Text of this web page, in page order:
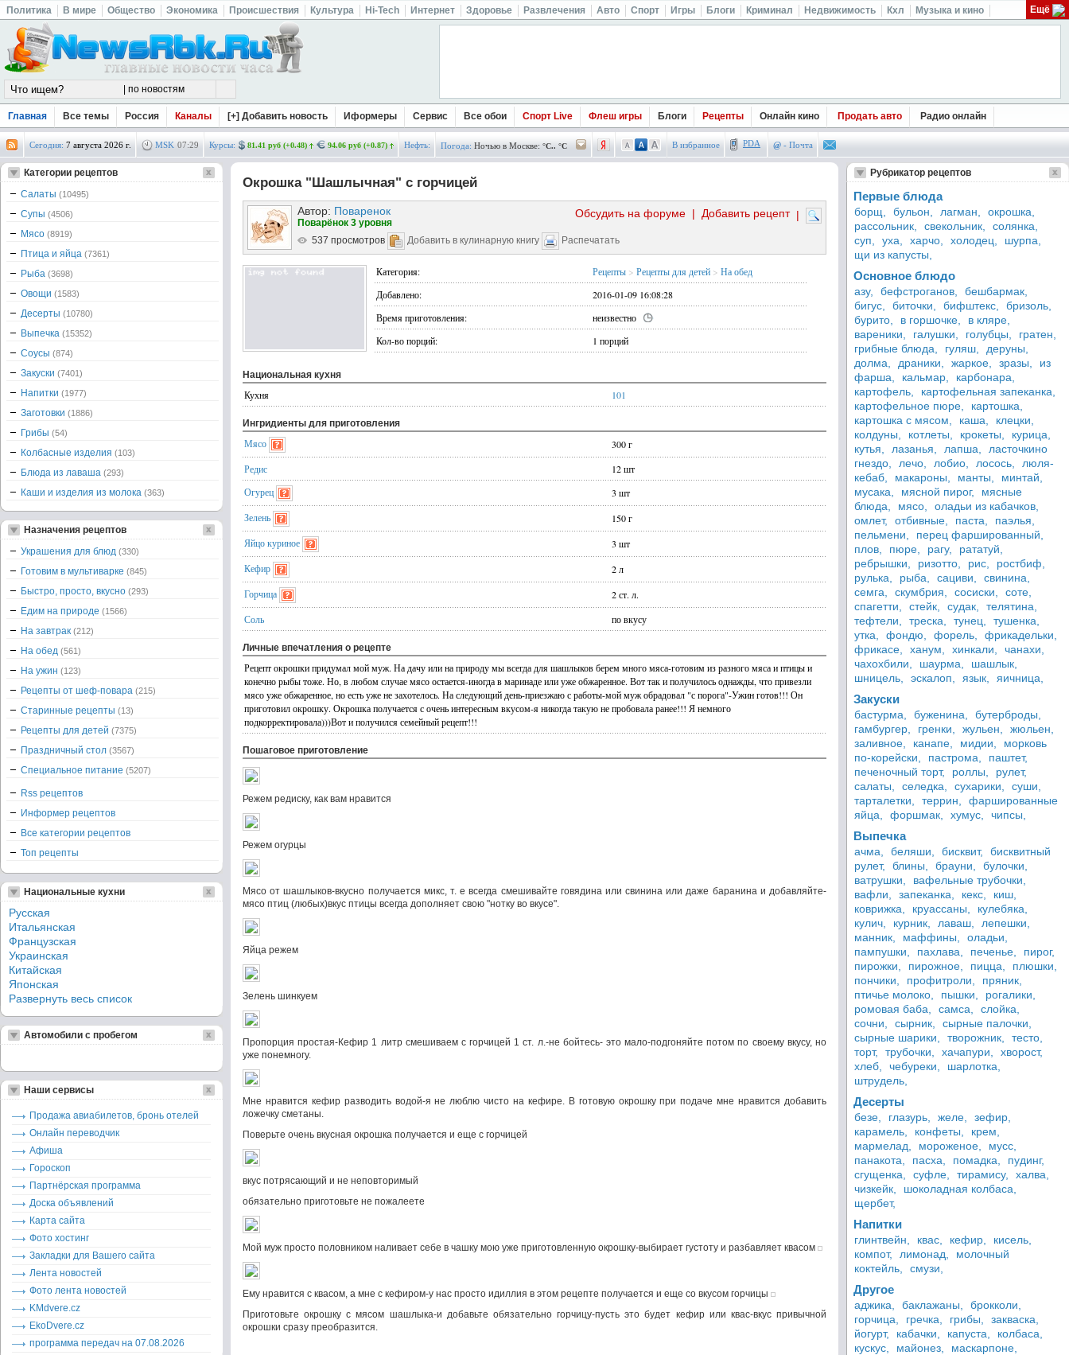
Политика В мире Общество Экономика Происшествия Культура Hi-Tech Интернет Здоровье Развлечения Авто Спорт Игры Блоги Криминал Недвижимость Кхл Музыка и кино Ещё
Главная Все темы Россия Каналы [+] Добавить новость Иформеры Сервис Все обои Спорт Live Флеш игры Блоги Рецепты Онлайн кино Продать авто Радио онлайн
Сегодня: 7 августа 2026 г. MSK 07:29 Курсы: 81.41 руб (+0.48) 94.06 руб (+0.87) Нефть: Погода: Ночью в Москве: °C.. °C В избранное PDA @ - Почта
Окрошка "Шашлычная" с горчицей
Автор: Поваренок |
Добавить рецепт
|
Обсудить на форуме
Поварёнок 3 уровня
537 просмотров
Добавить в кулинарную книгу Распечатать
Категория: Рецепты > Рецепты для детей > На обед
Добавлено:
2016-01-09 16:08:28
Время приготовления:
неизвестно
Кол-во порций:
1 порций
Национальная кухня
Кухня 101
Ингридиенты для приготовления
Мясо
300 г
Редис
12 шт
Огурец
3 шт
Зелень
150 г
Яйцо куриное
3 шт
Кефир
2 л
Горчица
2 ст. л.
Соль
по вкусу
Личные впечатления о рецепте
Рецепт окрошки придумал мой муж. На дачу или на природу мы всегда для шашлыков берем много мяса-готовим из разного мяса и птицы и
конечно рыбы тоже. Но, в любом случае мясо остается-иногда в маринаде или уже обжаренное. Вот так и получилось однажды, что привезли
мясо уже обжаренное, но есть уже не захотелось. На следующий день-приезжаю с работы-мой муж обрадовал "с порога"-Ужин готов!!! Он
приготовил окрошку. Окрошка получается с очень интересным вкусом-я никогда такую не пробовала ранее!!! Я немного
подкорректировала)))Вот и получился семейный рецепт!!!
Пошаговое приготовление
Режем редиску, как вам нравится
Режем огурцы
Мясо от шашлыков-вкусно получается микс, т. е всегда смешивайте говядина или свинина или даже баранина и добавляйте-
мясо птиц (любых)вкус птицы всегда дополняет свою "нотку во вкусе".
Яйца режем
Зелень шинкуем
Пропорция простая-Кефир 1 литр смешиваем с горчицей 1 ст. л.-не бойтесь- это мало-подгоняйте потом по своему вкусу, но
уже понемногу.
Мне нравится кефир разводить водой-я не люблю чисто на кефире. В готовую окрошку при подаче мне нравится добавить
ложечку сметаны.
Поверьте очень вкусная окрошка получается и еще с горчицей
вкус потрясающий и не неповторимый
обязательно приготовьте не пожалеете
Мой муж просто половником наливает себе в чашку мою уже приготовленную окрошку-выбирает густоту и разбавляет квасом
Ему нравится с квасом, а мне с кефиром-у нас просто идиллия в этом рецепте получается и еще со вкусом горчицы
Приготовьте окрошку с мясом шашлыка-и добавьте обязательно горчицу-пусть это будет кефир или квас-вкус привычной
окрошки сразу преобразится.
Категории рецептов
Салаты (10495)
Супы (4506)
Мясо (8919)
Птица и яйца (7361)
Рыба (3698)
Овощи (1583)
Десерты (10780)
Выпечка (15352)
Соусы (874)
Закуски (7401)
Напитки (1977)
Заготовки (1886)
Грибы (54)
Колбасные изделия (103)
Блюда из лаваша (293)
Каши и изделия из молока (363)
Назначения рецептов
Украшения для блюд (330)
Готовим в мультиварке (845)
Быстро, просто, вкусно (293)
Едим на природе (1566)
На завтрак (212)
На обед (561)
На ужин (123)
Рецепты от шеф-повара (215)
Старинные рецепты (13)
Рецепты для детей (7375)
Праздничный стол (3567)
Специальное питание (5207)
Rss рецептов
Информер рецептов
Все категории рецептов
Топ рецепты
Национальные кухни
Русская
Итальянская
Французская
Украинская
Китайская
Японская
Развернуть весь список
Автомобили с пробегом
Наши сервисы
Продажа авиабилетов, бронь отелей
Онлайн переводчик
Афиша
Гороскоп
Партнёрская программа
Доска объявлений
Карта сайта
Фото хостинг
Закладки для Вашего сайта
Лента новостей
Фото лента новостей
KMdvere.cz
EkoDvere.cz
программа передач на 07.08.2026
Рубрикатор рецептов
Первые блюда
борщ, бульон, лагман,
окрошка,
рассольник,
свекольник,
солянка,
суп,
уха, харчо, холодец,
шурпа,
щи из капусты,
Основное блюдо
азу, бефстроганов,
бешбармак,
бигус,
биточки, бифштекс,
бризоль,
бурито,
в горшочке,
в кляре,
вареники,
галушки, голубцы,
гратен,
грибные блюда,
гуляш,
деруны,
долма,
драники, жаркое, зразы,
из
фарша,
кальмар,
карбонара,
картофель,
картофельная запеканка,
картофельное пюре,
картошка,
картошка с мясом,
каша,
клецки,
колдуны,
котлеты, крокеты,
курица,
кутья,
лазанья, лапша,
ласточкино
гнездо,
лечо, лобио, лосось,
люля-
кебаб,
макароны, манты,
минтай,
мусака,
мясной пирог,
мясные
блюда,
мясо,
оладьи из кабачков,
омлет,
отбивные, паста,
паэлья,
пельмени,
перец фаршированный,
плов,
пюре, рагу,
рататуй,
ребрышки,
ризотто, рис,
ростбиф,
рулька,
рыба, сациви,
свинина,
семга,
скумбрия, сосиски,
соте,
спагетти,
стейк, судак,
телятина,
тефтели,
треска, тунец,
тушенка,
утка,
фондю, форель,
фрикадельки,
фрикасе,
ханум, хинкали,
чанахи,
чахохбили,
шаурма,
шашлык,
шницель,
эскалоп, язык, яичница,
Закуски
бастурма, буженина,
бутерброды,
гамбургер,
гренки, жульен,
жюльен,
заливное,
канапе, мидии,
морковь
по-корейски,
пастрома,
паштет,
печеночный торт,
роллы,
рулет,
салаты,
селедка, сухарики,
суши,
тарталетки,
террин,
фаршированные
яйца,
форшмак, хумус, чипсы,
Выпечка
ачма, беляши, бисквит,
бисквитный
рулет,
блины, брауни,
булочки,
ватрушки,
вафельные трубочки,
вафли,
запеканка, кекс,
киш,
коврижка,
круассаны,
кулебяка,
кулич,
курник, лаваш,
лепешки,
манник,
маффины,
оладьи,
пампушки,
пахлава, печенье,
пирог,
пирожки,
пирожное, пицца,
плюшки,
пончики,
профитроли,
пряник,
птичье молоко,
пышки,
рогалики,
ромовая баба,
самса,
слойка,
сочни,
сырник,
сырные палочки,
сырные шарики,
творожник,
тесто,
торт,
трубочки, хачапури,
хворост,
хлеб,
чебуреки,
шарлотка,
штрудель,
Десерты
безе, глазурь, желе,
зефир,
карамель,
конфеты,
крем,
мармелад,
мороженое,
мусс,
панакота,
пасха, помадка,
пудинг,
сгущенка,
суфле, тирамису,
халва,
чизкейк,
шоколадная колбаса,
щербет,
Напитки
глинтвейн, квас, кефир,
кисель,
компот,
лимонад,
молочный
коктейль,
смузи,
Другое
аджика, баклажаны,
брокколи,
горчица,
гречка, грибы,
закваска,
йогурт,
кабачки, капуста,
колбаса,
кускус,
майонез,
маскарпоне,